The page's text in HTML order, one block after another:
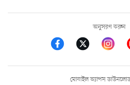
অনুসরণ করুন
মোবাইল অ্যাপস